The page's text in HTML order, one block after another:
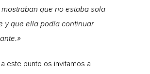
que no estaba sola
y que ella podía continuar
este punto os invitamos a